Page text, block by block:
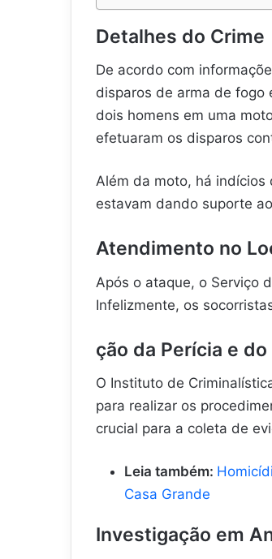
Detalhes do Crime
De acordo com
disparos de arma de fogo
dois homens em uma
efetuaram os disparos
Além da moto, há indícios
estavam dando suporte
Atendimento no
Após o ataque, o Serviço
Infelizmente, os
ção da Perícia e do
O Instituto de
para realizar os
crucial para a coleta de
Leia também:
Casa Grande
Investigação em